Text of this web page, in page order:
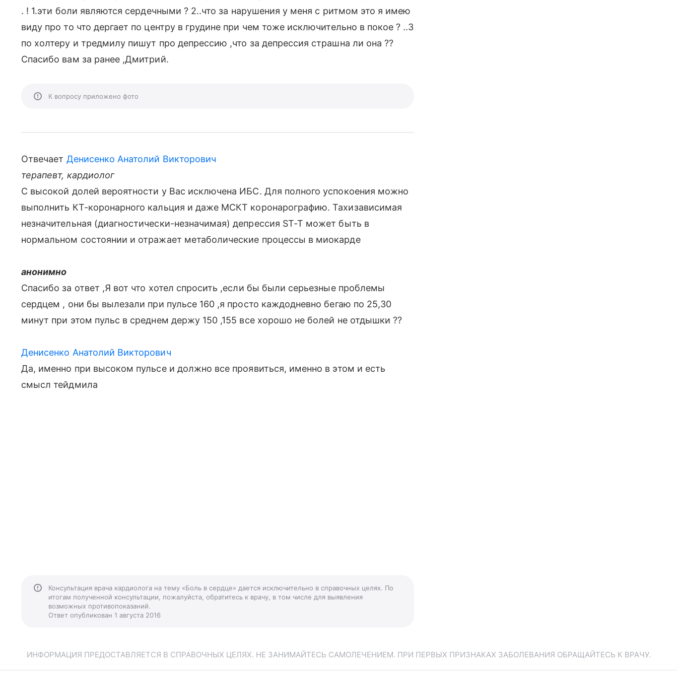
. ! 1.эти боли являются сердечными ? 2..что за нарушения у меня с ритмом это я имею
виду про то что дергает по центру в грудине при чем тоже исключительно в покое ? ..3
по холтеру и тредмилу пишут про депрессию ,что за депрессия страшна ли она ??
Спасибо вам за ранее ,Дмитрий.
К вопросу приложено фото
Отвечает Денисенко Анатолий Викторович
терапевт, кардиолог
С высокой долей вероятности у Вас исключена ИБС. Для полного успокоения можно
выполнить КТ-коронарного кальция и даже МСКТ коронарографию. Тахизависимая
незначительная (диагностически-незначимая) депрессия ST-T может быть в
нормальном состоянии и отражает метаболические процессы в миокарде
анонимно
Спасибо за ответ ,Я вот что хотел спросить ,если бы были серьезные проблемы
сердцем , они бы вылезали при пульсе 160 ,я просто каждодневно бегаю по 25,30
минут при этом пульс в среднем держу 150 ,155 все хорошо не болей не отдышки ??
Денисенко Анатолий Викторович
Да, именно при высоком пульсе и должно все проявиться, именно в этом и есть
смысл тейдмила
Консультация врача кардиолога на тему «Боль в сердце» дается исключительно в справочных целях. По
итогам полученной консультации, пожалуйста, обратитесь к врачу, в том числе для выявления
возможных противопоказаний.
Ответ опубликован 1 августа 2016
ИНФОРМАЦИЯ ПРЕДОСТАВЛЯЕТСЯ В СПРАВОЧНЫХ ЦЕЛЯХ. НЕ ЗАНИМАЙТЕСЬ САМОЛЕЧЕНИЕМ. ПРИ ПЕРВЫХ ПРИЗНАКАХ ЗАБОЛЕВАНИЯ ОБРАЩАЙТЕСЬ К ВРАЧУ.